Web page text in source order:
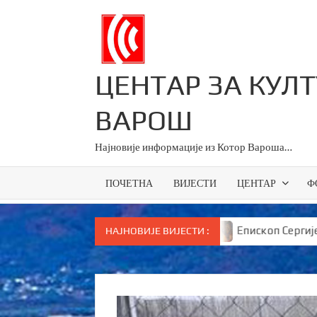
ЦЕНТАР ЗА
ВАРОШ
Најновије информације из Котор Вароша…
ПОЧЕТНА ВИЈЕСТИ ЦЕНТАР
НАЈНОВИЈЕ ВИЈЕСТИ :
основце у Српској Епископ Сергије брутално